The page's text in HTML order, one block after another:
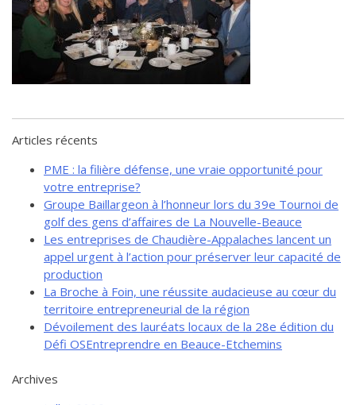
de solidarité
Futurpreneur
Toile entrepreneuriale Nouvelle-
Beauce
Articles récents
PME : la filière défense, une vraie opportunité pour
votre entreprise?
Groupe Baillargeon à l’honneur lors du 39e Tournoi de
golf des gens d’affaires de La Nouvelle-Beauce
Les entreprises de Chaudière-Appalaches lancent un
appel urgent à l’action pour préserver leur capacité de
production
La Broche à Foin, une réussite audacieuse au cœur du
territoire entrepreneurial de la région
Dévoilement des lauréats locaux de la 28e édition du
Défi OSEntreprendre en Beauce-Etchemins
Archives